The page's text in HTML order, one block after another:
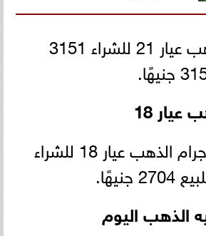
وبلغ سعر الذهب عيار 21 للشراء 3151
18
ولامس سعر جرام الذهب عيار 18 للشراء
الذهب اليوم